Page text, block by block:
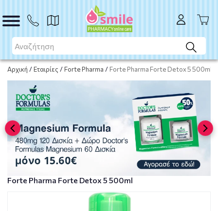
Αρχική /Εταιρίες /Forte Pharma / Forte Pharma Forte Detox 5 500ml
Το προϊόν εξαντλήθηκε
Μη διαθέσιμο
Forte Pharma Forte Detox 5 500ml